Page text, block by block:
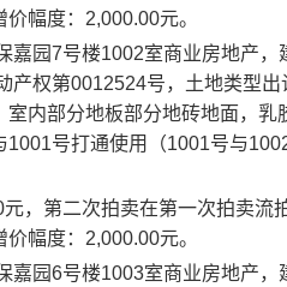
价幅度： 2,000.00元。
嘉园7号楼1002室商业房地产，
产权第0012524号，土地类型出
室内部分地板部分地砖地面，
1001号打通使用（1001号与
元，第二次拍卖在第一次拍卖流
价幅度： 2,000.00元。
嘉园6号楼1003室商业房地产，